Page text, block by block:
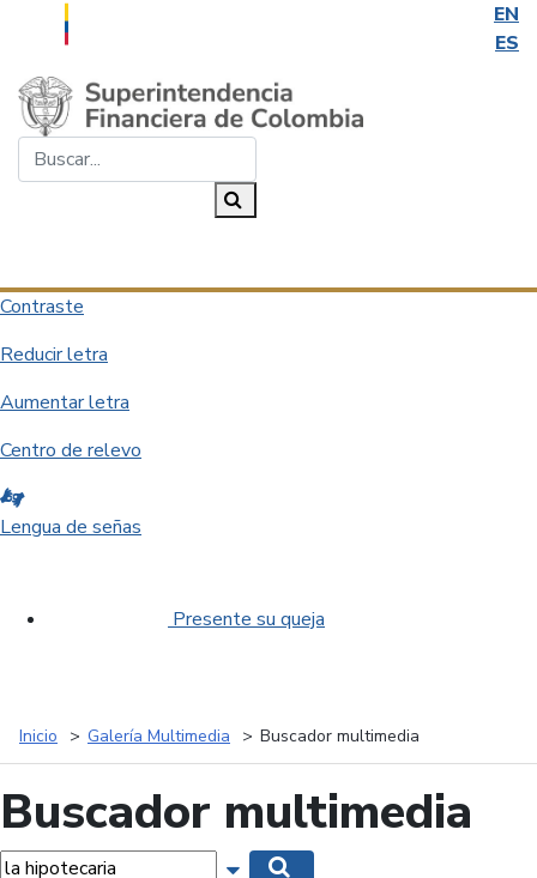
EN
ES
Saltar al contenido principal
Contraste
Reducir letra
Aumentar letra
Centro de relevo
Lengua de señas
Presente su queja
Inicio Galería Multimedia Buscador multimedia
Buscador multimedia
Mostrar opciones de búsqueda